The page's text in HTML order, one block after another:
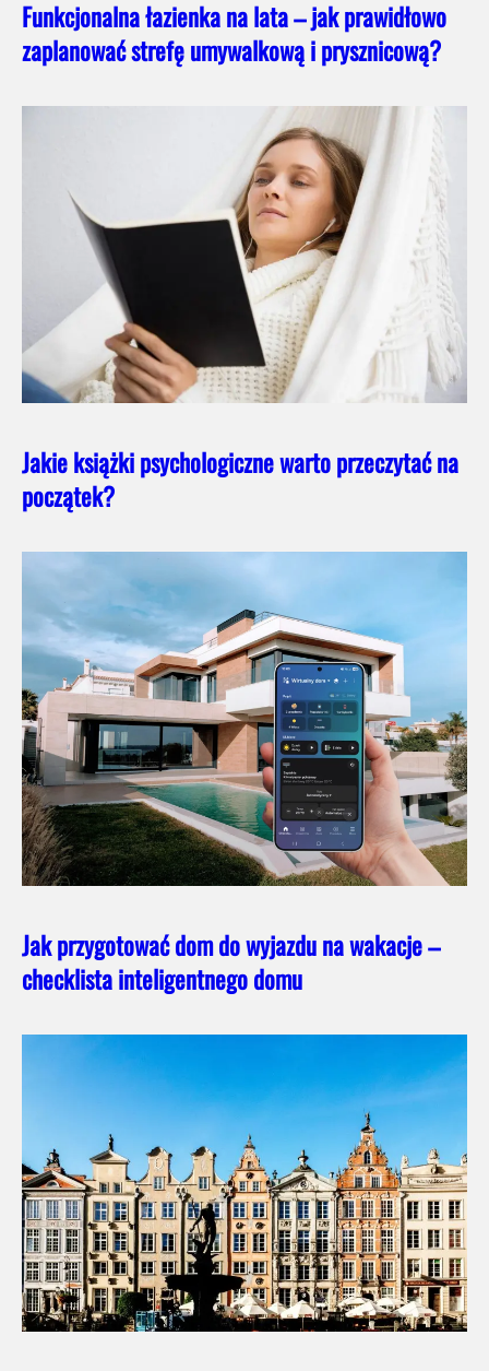
Funkcjonalna łazienka na lata – jak prawidłowo
zaplanować strefę umywalkową i prysznicową?
Jakie książki psychologiczne warto przeczytać na
początek?
Jak przygotować dom do wyjazdu na wakacje –
checklista inteligentnego domu